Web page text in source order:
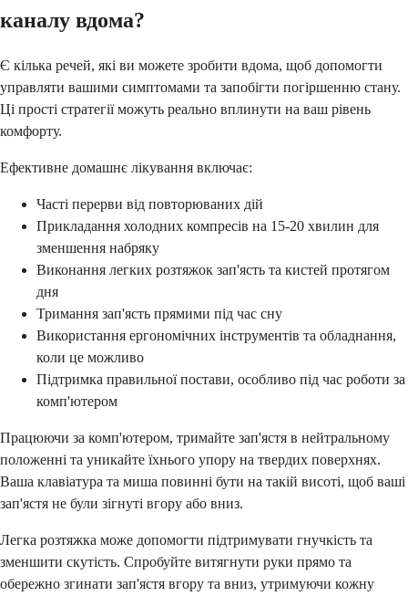
каналу вдома?
Є кілька речей, які ви можете зробити вдома, щоб допомогти
управляти вашими симптомами та запобігти погіршенню стану.
Ці прості стратегії можуть реально вплинути на ваш рівень
комфорту.
Ефективне домашнє лікування включає:
Часті перерви від повторюваних дій
Прикладання холодних компресів на 15-20 хвилин для
зменшення набряку
Виконання легких розтяжок зап'ясть та кистей протягом
дня
Тримання зап'ясть прямими під час сну
Використання ергономічних інструментів та обладнання,
коли це можливо
Підтримка правильної постави, особливо під час роботи за
комп'ютером
Працюючи за комп'ютером, тримайте зап'ястя в нейтральному
положенні та уникайте їхнього упору на твердих поверхнях.
Ваша клавіатура та миша повинні бути на такій висоті, щоб ваші
зап'ястя не були зігнуті вгору або вниз.
Легка розтяжка може допомогти підтримувати гнучкість та
зменшити скутість. Спробуйте витягнути руки прямо та
обережно згинати зап'ястя вгору та вниз, утримуючи кожну